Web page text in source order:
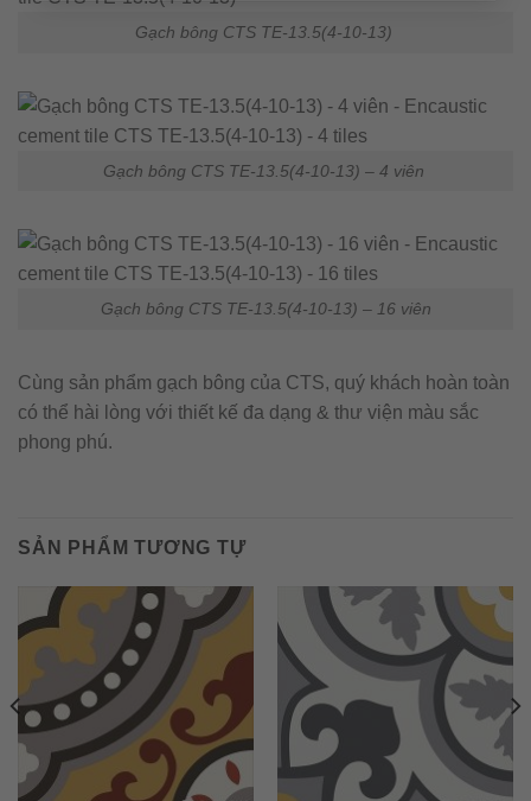
Gạch bông CTS TE-13.5(4-10-13)
Gạch bông CTS TE-13.5(4-10-13) – 4 viên
Gạch bông CTS TE-13.5(4-10-13) – 16 viên
Cùng sản phẩm gạch bông của CTS, quý khách hoàn toàn
có thể hài lòng với thiết kế đa dạng & thư viện màu sắc
phong phú.
SẢN PHẨM TƯƠNG TỰ